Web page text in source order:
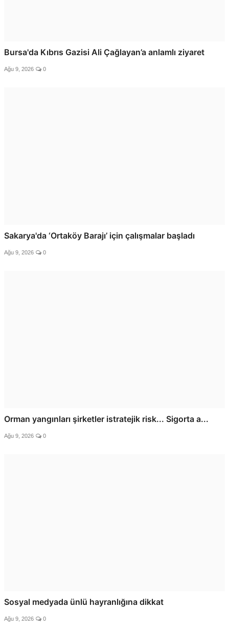
Bursa'da Kıbrıs Gazisi Ali Çağlayan’a anlamlı ziyaret
Ağu 9, 2026 0
Sakarya'da ‘Ortaköy Barajı’ için çalışmalar başladı
Ağu 9, 2026 0
Orman yangınları şirketler istratejik risk... Sigorta a...
Ağu 9, 2026 0
Sosyal medyada ünlü hayranlığına dikkat
Ağu 9, 2026 0